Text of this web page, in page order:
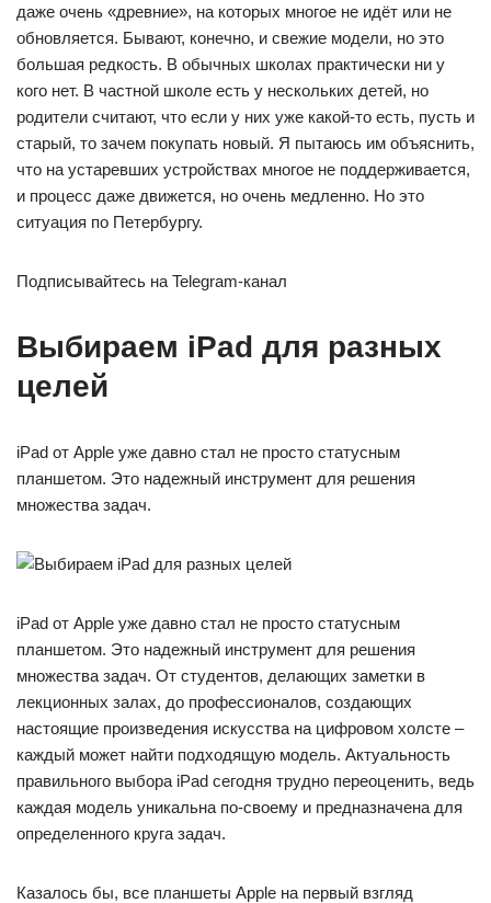
даже очень «древние», на которых многое не идёт или не
обновляется. Бывают, конечно, и свежие модели, но это
большая редкость. В обычных школах практически ни у
кого нет. В частной школе есть у нескольких детей, но
родители считают, что если у них уже какой-то есть, пусть и
старый, то зачем покупать новый. Я пытаюсь им объяснить,
что на устаревших устройствах многое не поддерживается,
и процесс даже движется, но очень медленно. Но это
ситуация по Петербургу.
Подписывайтесь на Telegram-канал
Выбираем iPad для разных
целей
iPad от Apple уже давно стал не просто статусным
планшетом. Это надежный инструмент для решения
множества задач.
iPad от Apple уже давно стал не просто статусным
планшетом. Это надежный инструмент для решения
множества задач. От студентов, делающих заметки в
лекционных залах, до профессионалов, создающих
настоящие произведения искусства на цифровом холсте –
каждый может найти подходящую модель. Актуальность
правильного выбора iPad сегодня трудно переоценить, ведь
каждая модель уникальна по-своему и предназначена для
определенного круга задач.
Казалось бы, все планшеты Apple на первый взгляд